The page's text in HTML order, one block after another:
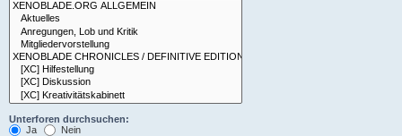
Unterforen durchsuchen:
Ja
Nein